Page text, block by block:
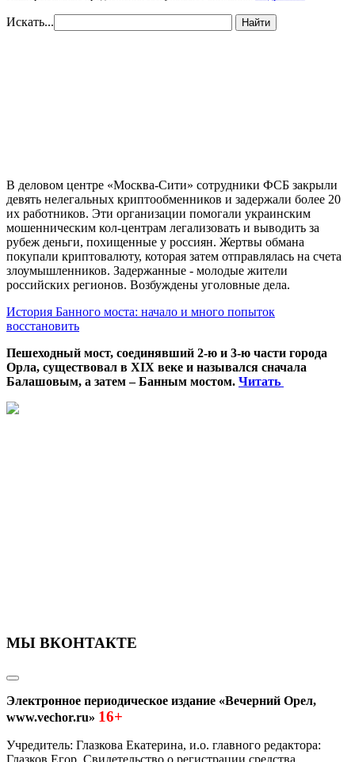
Искать... Найти
В деловом центре «Москва-Сити» сотрудники ФСБ закрыли
девять нелегальных криптообменников и задержали более 20
их работников. Эти организации помогали украинским
мошенническим кол-центрам легализовать и выводить за
рубеж деньги, похищенные у россиян. Жертвы обмана
покупали криптовалюту, которая затем отправлялась на счета
злоумышленников. Задержанные - молодые жители
российских регионов. Возбуждены уголовные дела.
История Банного моста: начало и много попыток
восстановить
Пешеходный мост, соединявший 2-ю и 3-ю части города
Орла, существовал в XIX веке и назывался сначала
Балашовым, а затем – Банным мостом. Читать
МЫ ВКОНТАКТЕ
Электронное периодическое издание «Вечерний Орел,
www.vechor.ru» 16+
Учредитель: Глазкова Екатерина, и.о. главного редактора:
Глазков Егор Свидетельство о регистрации средства